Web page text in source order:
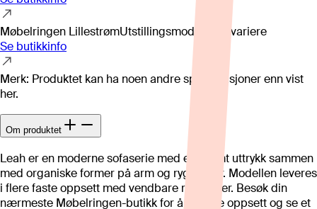
Møbelringen LillestrømUtstillingsmodell kan variere
Se butikkinfo
Merk: Produktet kan ha noen andre spesifikasjoner enn vist
her.
Om produktet
Leah er en moderne sofaserie med et stramt uttrykk sammen
med organiske former på arm og ryggputer. Modellen leveres
i flere faste oppsett med vendbare ryggputer. Besøk din
nærmeste Møbelringen-butikk for å se flere oppsett og se et